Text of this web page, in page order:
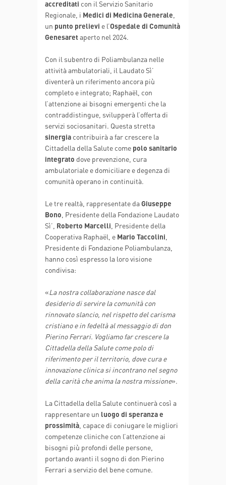
accreditati con il Servizio Sanitario
Regionale, i Medici di Medicina Generale
un punto prelievi e l’Ospedale di Comunità
Genesaretaperto nel 2024.
Con il subentro di Poliambulanza nelle
attività ambulatoriali, il Laudato Sì’
diventerà un riferimento ancora più
completo e integrato; Raphaël, con
l’attenzione ai bisogni emergenti che la
contraddistingue, svilupperà l’offerta di
servizi sociosanitari. Questa stretta
sinergia contribuirà a far crescere la
Cittadella della Salute come polo sanitario
integrato dove prevenzione, cura
ambulatoriale e domiciliare e degenza di
comunità operano in continuità.
Le tre realtà, rappresentate daGiuseppe
Bono , Presidente della Fondazione Laudato
Sì’, Roberto Marcelli , Presidente della
Cooperativa Raphaël, e Mario Taccolini
Presidente di Fondazione Poliambulanza,
hanno così espresso la loro visione
condivisa:
«La nostra collaborazione nasce dal
desiderio di servire la comunità con
rinnovato slancio, nel rispetto del carisma
cristiano e in fedeltà al messaggio di don
Pierino Ferrari. Vogliamo far crescere la
Cittadella della Salute come polo di
riferimento per il territorio, dove cura e
innovazione clinica si incontrano nel segno
della carità che anima la nostra missione».
La Cittadella della Salute continuerà così a
rappresentare un luogo di speranza e
prossimità , capace di coniugare le migliori
competenze cliniche con l’attenzione ai
bisogni più profondi delle persone,
portando avanti il sogno di don Pierino
Ferrari a servizio del bene comune.